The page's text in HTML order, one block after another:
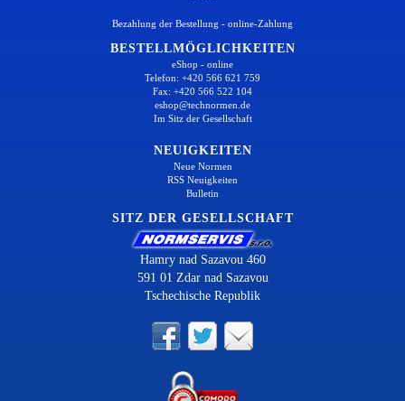
Bezahlung der Bestellung - online-Zahlung
BESTELLMÖGLICHKEITEN
eShop - online
Telefon: +420 566 621 759
Fax: +420 566 522 104
eshop@technormen.de
Im Sitz der Gesellschaft
NEUIGKEITEN
Neue Normen
RSS Neuigkeiten
Bulletin
SITZ DER GESELLSCHAFT
Hamry nad Sazavou 460
591 01 Zdar nad Sazavou
Tschechische Republik